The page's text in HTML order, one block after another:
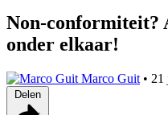
Non-conformiteit?
onder elkaar!
Marco Guit • 21